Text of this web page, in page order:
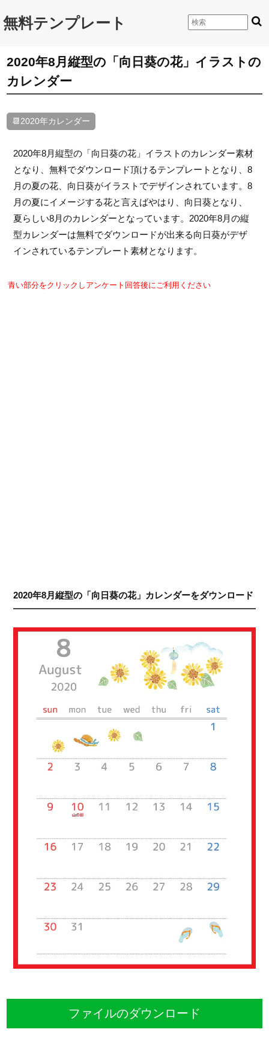
無料テンプレート
2020年8月縦型の「向日葵の花」イラストの
カレンダー
📆2020年カレンダー
2020年8月縦型の「向日葵の花」イラストのカレンダー素材
となり、無料でダウンロード頂けるテンプレートとなり、8
月の夏の花、向日葵がイラストでデザインされています。8
月の夏にイメージする花と言えばやはり、向日葵となり、
夏らしい8月のカレンダーとなっています。2020年8月の縦
型カレンダーは無料でダウンロードが出来る向日葵がデザ
インされているテンプレート素材となります。
青い部分をクリックしアンケート回答後にご利用ください
2020年8月縦型の「向日葵の花」カレンダーをダウンロード
ファイルのダウンロード